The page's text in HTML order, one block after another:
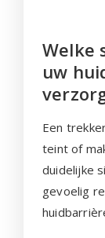
Welke
uw
Een
teint of
duidelijke
gevoelig